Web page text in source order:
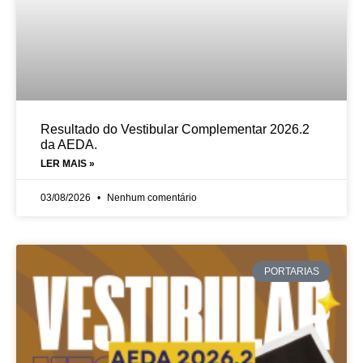
Resultado do Vestibular Complementar 2026.2
da AEDA.
LER MAIS »
03/08/2026 Nenhum comentário
PORTARIAS